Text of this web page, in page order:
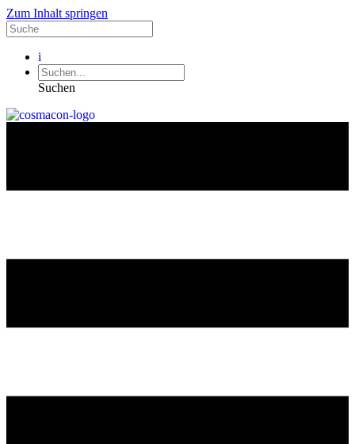
Zum Inhalt springen
i
Suchen